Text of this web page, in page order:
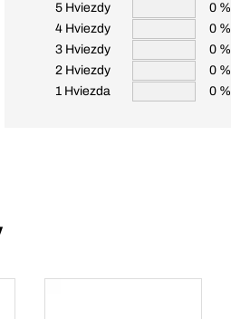
5 Hviezdy
0 %
4 Hviezdy
0 %
3 Hviezdy
0 %
2 Hviezdy
0 %
1 Hviezda
0 %